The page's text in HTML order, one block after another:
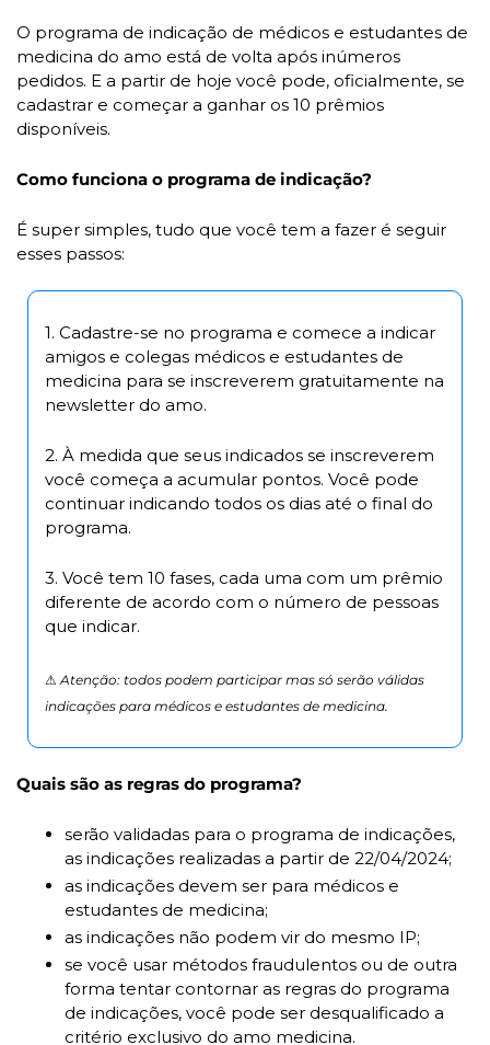
O programa de indicação de médicos e estudantes de
medicina do amo está de volta após inúmeros
pedidos. E a partir de hoje você pode, oficialmente, se
cadastrar e começar a ganhar os 10 prêmios
disponíveis.
Como funciona o programa de indicação?
É super simples, tudo que você tem a fazer é seguir
esses passos:
1. Cadastre-se no programa e comece a indicar
amigos e colegas médicos e estudantes de
medicina para se inscreverem gratuitamente na
newsletter do amo.
2. À medida que seus indicados se inscreverem
você começa a acumular pontos. Você pode
continuar indicando todos os dias até o final do
programa.
3. Você tem 10 fases, cada uma com um prêmio
diferente de acordo com o número de pessoas
que indicar.
⚠️ Atenção: todos podem participar mas só serão válidas
indicações para médicos e estudantes de medicina.
Quais são as regras do programa?
serão validadas para o programa de indicações,
as indicações realizadas a partir de 22/04/2024;
as indicações devem ser para médicos e
estudantes de medicina;
as indicações não podem vir do mesmo IP;
se você usar métodos fraudulentos ou de outra
forma tentar contornar as regras do programa
de indicações, você pode ser desqualificado a
critério exclusivo do amo medicina.